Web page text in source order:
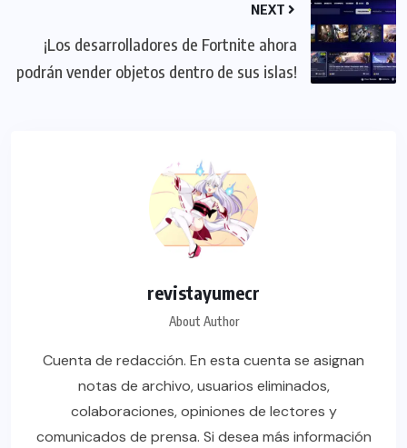
NEXT
¡Los desarrolladores de Fortnite ahora
podrán vender objetos dentro de sus islas!
revistayumecr
About Author
Cuenta de redacción. En esta cuenta se asignan
notas de archivo, usuarios eliminados,
colaboraciones, opiniones de lectores y
comunicados de prensa. Si desea más información